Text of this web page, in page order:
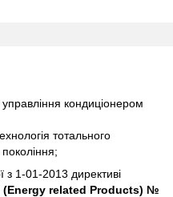
кондиціонером
тотального
з 1-01-2013 директиві
(Energy related Products) №